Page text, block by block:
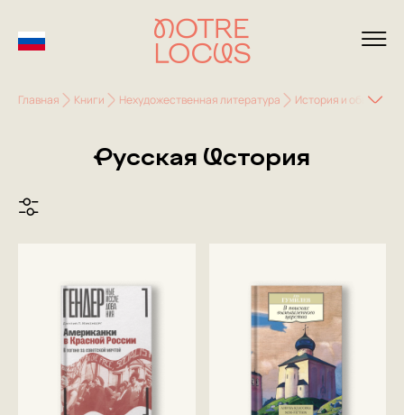
Главная Книги Нехудожественная литература История и общество
Русская История